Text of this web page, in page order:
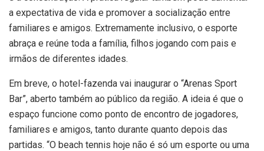
a expectativa de vida e promover a socialização entre
familiares e amigos. Extremamente inclusivo, o esporte
abraça e reúne toda a família, filhos jogando com pais e
irmãos de diferentes idades.
Em breve, o hotel-fazenda vai inaugurar o “Arenas Sport
Bar”, aberto também ao público da região. A ideia é que o
espaço funcione como ponto de encontro de jogadores,
familiares e amigos, tanto durante quanto depois das
partidas. “O beach tennis hoje não é só um esporte ou uma